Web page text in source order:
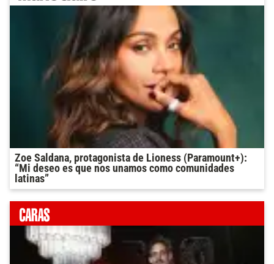
Zoe Saldana, protagonista de Lioness (Paramount+):
“Mi deseo es que nos unamos como comunidades
latinas”